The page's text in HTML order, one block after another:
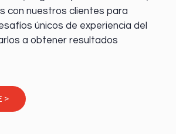
con nuestros clientes para
únicos de experiencia del
a obtener resultados
>